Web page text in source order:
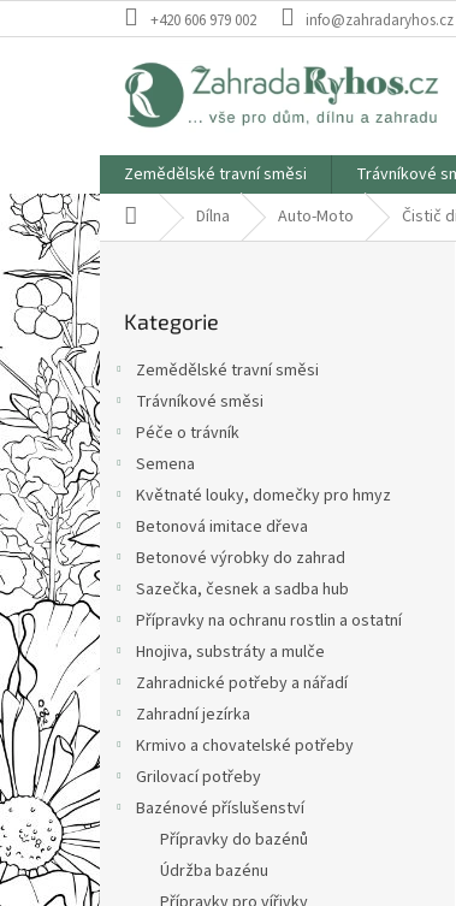
na
+420 606 979 002 info@zahradaryhos.cz
Zemědělské travní směsi Trávníkové
Domů Dílna Auto-Moto Čistič
P
o
r
a
n
n
í
p
a
n
e
l
kategorie
Kategorie
Zemědělské travní směsi
Trávníkové směsi
Péče o trávník
Semena
Květnaté louky, domečky pro hmyz
Betonová imitace dřeva
Betonové výrobky do zahrad
Sazečka, česnek a sadba hub
Přípravky na ochranu rostlin a ostatní
Hnojiva, substráty a mulče
Zahradnické potřeby a nářadí
Zahradní jezírka
Krmivo a chovatelské potřeby
Grilovací potřeby
Bazénové příslušenství
Přípravky do bazénů
Údržba bazénu